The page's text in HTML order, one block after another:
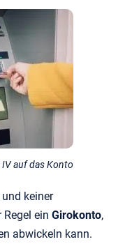
auf das Konto
keiner
ein Girokonto,
abwickeln kann.